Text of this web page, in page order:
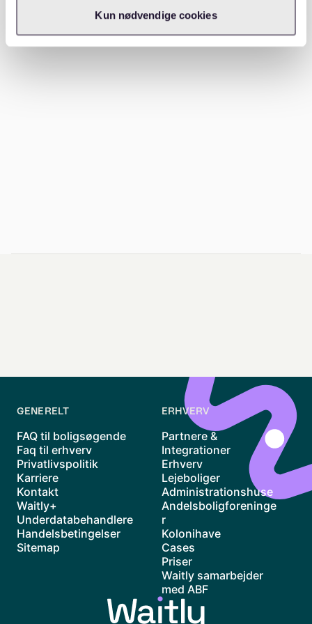
Kun nødvendige cookies
GENERELT
FAQ til boligsøgende
Faq til erhverv
Privatlivspolitik
Karriere
Kontakt
Waitly+
Underdatabehandlere
Handelsbetingelser
Sitemap
ERHVERV
Partnere &
Integrationer
Erhverv
Lejeboliger
Administrationshuse
Andelsboligforeninge
r
Kolonihave
Cases
Priser
Waitly samarbejder
med ABF